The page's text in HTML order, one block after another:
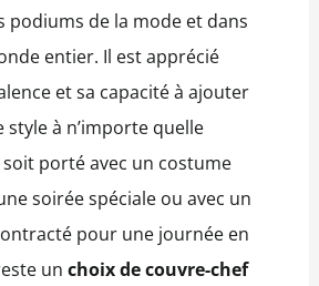
podiums de la mode et dans
entier. Il est apprécié
et sa capacité à ajouter
style à n’importe quelle
porté avec un costume
soirée spéciale ou avec un
pour une journée en
un choix de couvre-chef